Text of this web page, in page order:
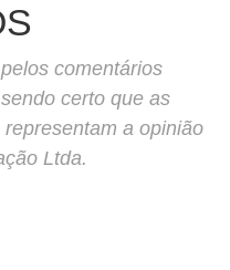
comentários
certo que as
a opinião
Ltda.